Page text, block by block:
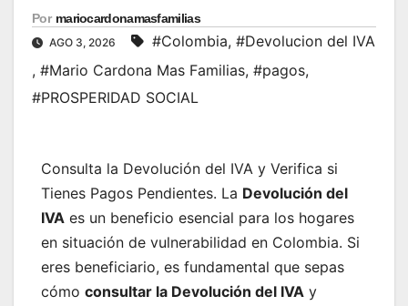
Por mariocardonamasfamilias
AGO 3, 2026 #Colombia, #Devolucion del IVA
, #Mario Cardona Mas Familias, #pagos,
#PROSPERIDAD SOCIAL
Consulta la Devolución del IVA y Verifica si
Tienes Pagos Pendientes. La Devolución del
IVA es un beneficio esencial para los hogares
en situación de vulnerabilidad en Colombia. Si
eres beneficiario, es fundamental que sepas
cómo consultar la Devolución del IVA y